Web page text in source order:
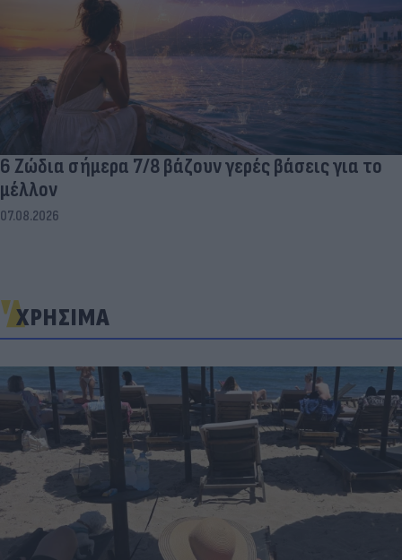
6 Ζώδια σήμερα 7/8 βάζουν γερές βάσεις για το
μέλλον
07.08.2026
ΧΡΗΣΙΜΑ